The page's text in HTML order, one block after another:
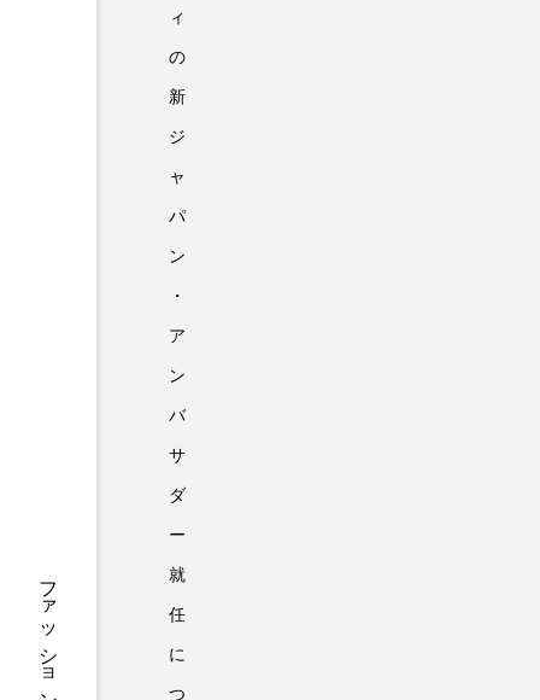
ィ
の
新
ジ
ャ
パ
ン
・
ア
ン
バ
サ
ダ
ー
就
任
に
つ